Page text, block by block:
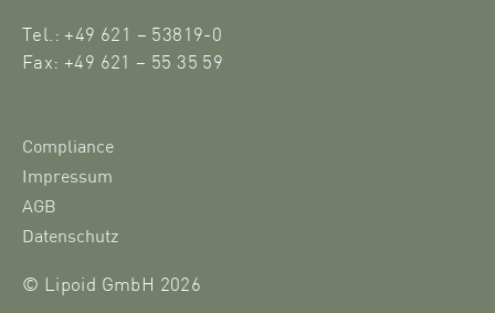
Tel.: +49 621 – 53819-0
Fax: +49 621 – 55 35 59
Compliance
Impressum
AGB
Datenschutz
© Lipoid GmbH 2026